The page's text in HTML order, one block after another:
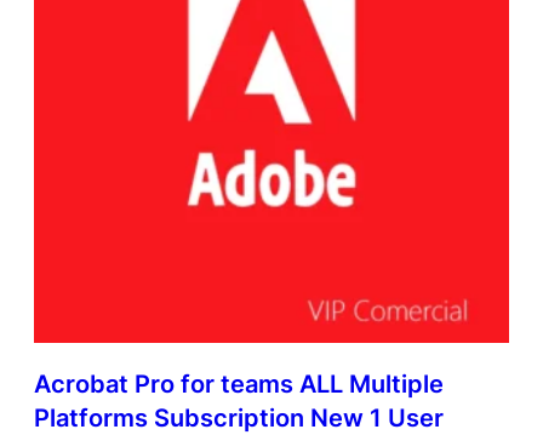
Acrobat Pro for teams ALL Multiple
Platforms Subscription New 1 User